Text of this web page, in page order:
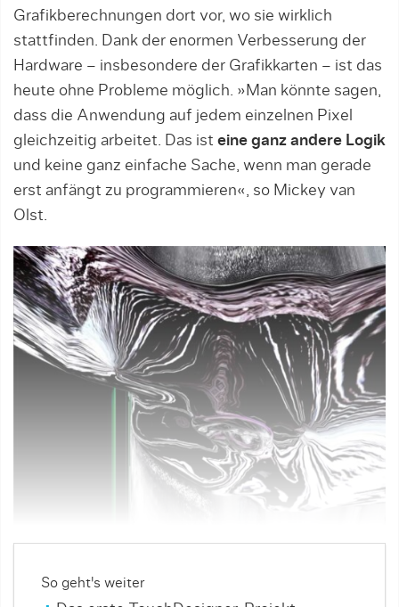
Grafikberechnungen dort vor, wo sie wirklich
stattfinden. Dank der enormen Verbesserung der
Hardware – insbesondere der Grafikkarten – ist das
heute ohne Probleme möglich. »Man könn­te sagen,
dass die Anwendung auf jedem einzelnen Pixel
gleichzeitig arbeitet. Das ist eine ganz andere Logik
und keine ganz einfache Sache, wenn man gerade
erst anfängt zu programmieren«, so Mickey van
Olst.
So geht's weiter